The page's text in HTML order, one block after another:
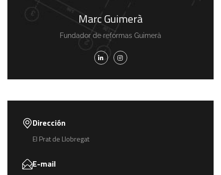
Marc Guimerà
Fundador de reformas Guimerà
Dirección
El Prat de Llobregat
E-mail